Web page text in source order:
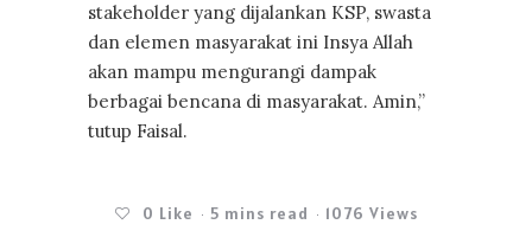
stakeholder yang dijalankan KSP, swasta
dan elemen masyarakat ini Insya Allah
akan mampu mengurangi dampak
berbagai bencana di masyarakat. Amin,”
tutup Faisal.
0 Like 5 mins read 1076 Views